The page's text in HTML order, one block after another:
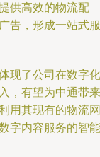
供高效的物流配
告，形成一站式服
现了公司在数字化
，有望为中通带来
用其现有的物流网
字内容服务的智能